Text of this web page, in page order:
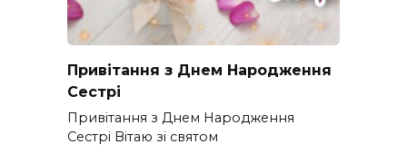
Привітання з Днем Народження
Сестрі
Привітання з Днем Народження
Сестрі Вітаю зі святом